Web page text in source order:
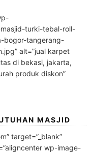
turki-tebal-roll-
bogor-tangerang-
alt=”jual karpet
di bekasi, jakarta,
produk diskon”
MASJID
target=”_blank”
wp-image-